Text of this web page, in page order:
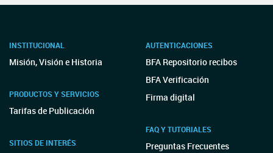
INSTITUCIONAL
Misión, Visión e Historia
PRODUCTOS Y SERVICIOS
Tarifas de Publicación
SITIOS DE INTERÉS
AUTENTICACIONES
BFA Repositorio recibos
BFA Verificación
Firma digital
FAQ Y TUTORIALES
Preguntas Frecuentes